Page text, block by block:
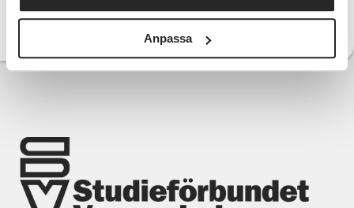
Anpassa
Läs mer om Camilla